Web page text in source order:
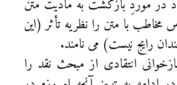
در موردِ بازگشت به مادیت متن
مخاطب با متن را نظریه تأثر (این
رایج نیست) می نامند.
انتقادی از مبحث نقد را